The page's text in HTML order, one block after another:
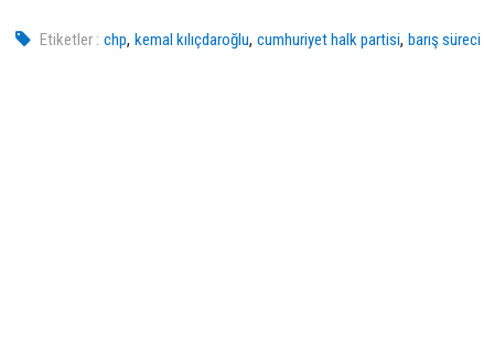
Etiketler : chp,kemal kılıçdaroğlu,cumhuriyet halk partisi,barış süreci